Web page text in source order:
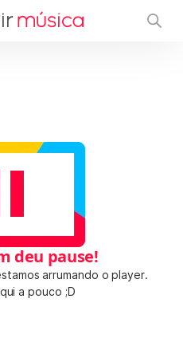
deu pause!
arrumando o player.
a pouco ;D